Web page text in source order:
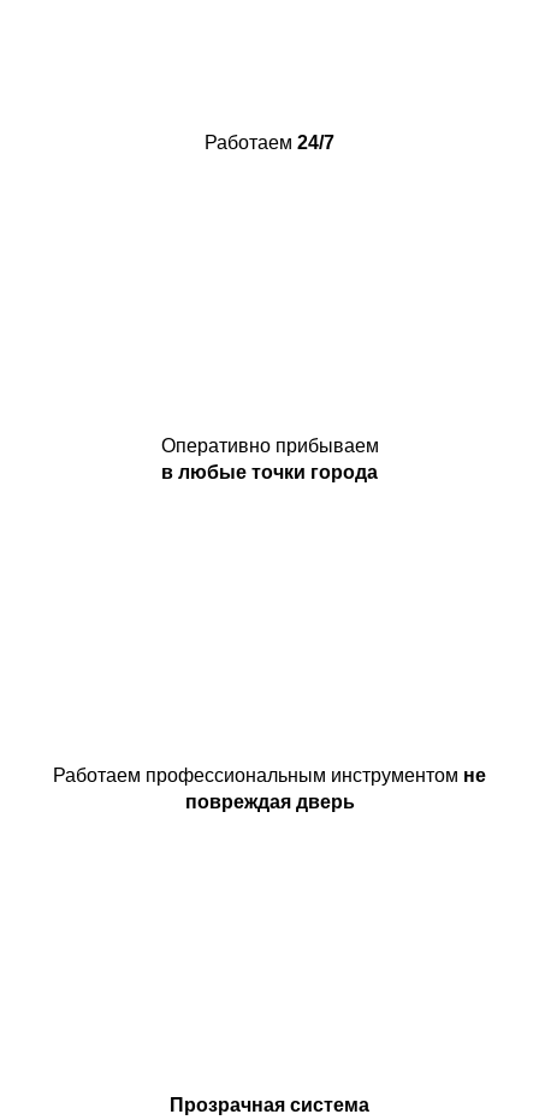
Работаем 24/7
Оперативно прибываем
в любые точки города
Работаем профессиональным инструментом не
повреждая дверь
Прозрачная система